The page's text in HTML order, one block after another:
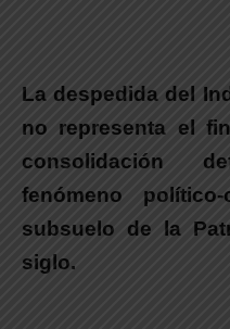
La despedida del
no representa el
consolidación
fenómeno
subsuelo de la
siglo.